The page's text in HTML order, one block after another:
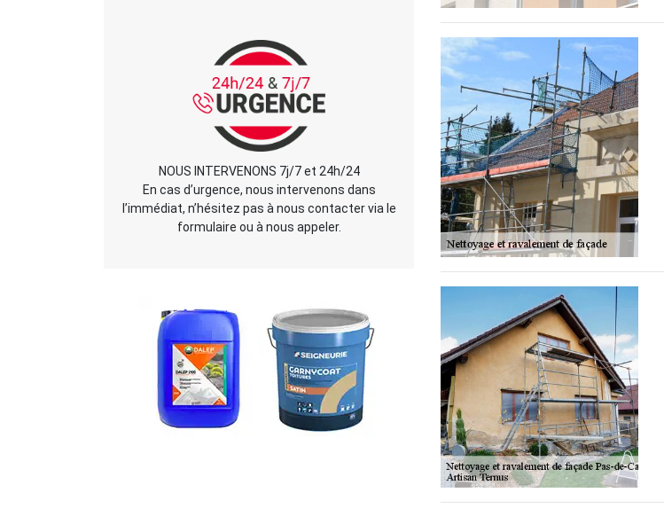
NOUS INTERVENONS 7j/7 et 24h/24
En cas d’urgence, nous intervenons dans
l’immédiat, n’hésitez pas à nous contacter via le
formulaire ou à nous appeler.